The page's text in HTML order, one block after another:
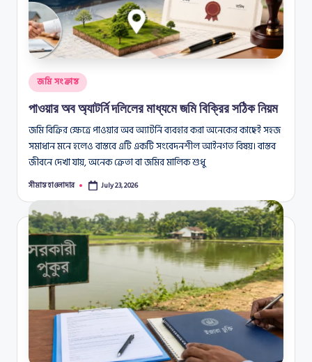
Posted
in
জমি সংক্রান্ত
পাওয়ার অব অ্যাটর্নি দলিলের মাধ্যমে জমি বিক্রির সঠিক নিয়ম
জমি বিক্রির ক্ষেত্রে পাওয়ার অব অ্যাটর্নি ব্যবহার করা অনেকের কাছেই সহজ
সমাধান মনে হলেও বাস্তবে এটি একটি সংবেদনশীল আইনগত বিষয়। বাস্তব
জীবনে দেখা যায়, অনেক ক্রেতা বা জমির মালিক শুধু
Posted
সীমান্ত হাওলাদার July 23, 2026